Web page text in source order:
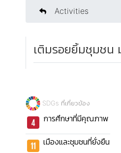
Activities
เติมรอยยิ้มชุมช
SDGs ที่เกี่ยวข้อง
การศึกษาที่มีคุณภาพ
เมืองและชุมชนที่ยั่งยืน